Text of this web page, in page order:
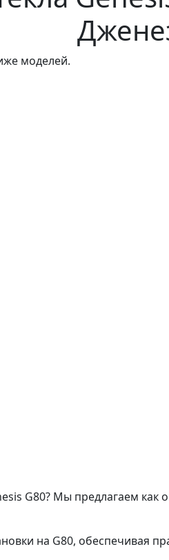
моделей.
G80? Мы предлагаем
на G80, обеспечивая